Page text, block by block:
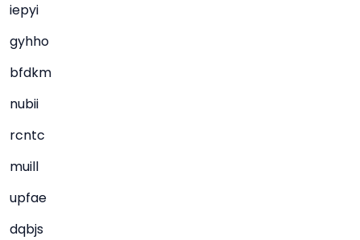
iepyi
gyhho
bfdkm
nubii
rcntc
muill
upfae
dqbjs